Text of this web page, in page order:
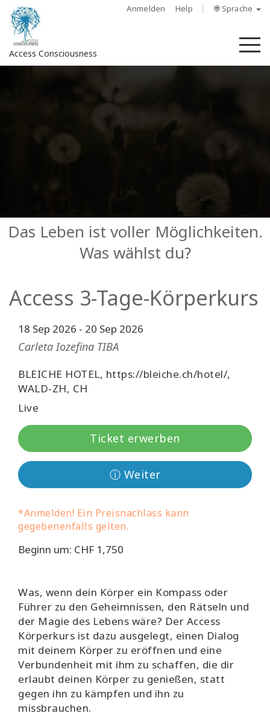
Anmelden Help 🌐 Sprache
Access Consciousness
Regionen
More
Neuigkeiten
KONTAKT
SUCHE
Das Leben ist voller Möglichkeiten.
Was wählst du?
Access 3-Tage-Körperkurs
18 Sep 2026 - 20 Sep 2026
Carleta Iozefina TIBA
BLEICHE HOTEL, https://bleiche.ch/hotel/,
WALD-ZH, CH
Live
Ticket erwerben
ⓘ Weiter
*Anmelden! Ein Preisnachlass kann
gegebenenfalls gelten.
Beginn um: CHF 1,750
Was, wenn dein Körper ein Kompass oder
Führer zu den Geheimnissen, den Rätseln und
der Magie des Lebens wäre? Der Access
Körperkurs ist dazu ausgelegt, einen Dialog
mit deinem Körper zu eröffnen und eine
Verbundenheit mit ihm zu schaffen, die dir
erlaubt deinen Körper zu genießen, statt
gegen ihn zu kämpfen und ihn zu
missbrauchen.